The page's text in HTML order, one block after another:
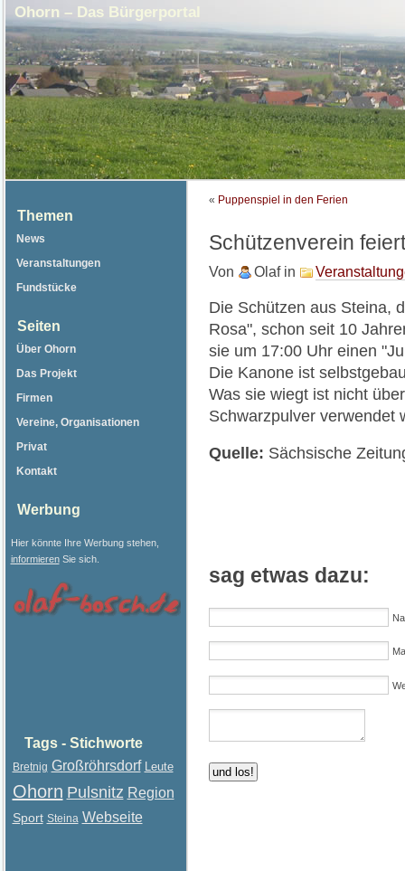
Ohorn – Das Bürgerportal
« Puppenspiel in den Ferien
Schützenverein
Von Olaf in
Die Schützen aus Steina,
Rosa", schon seit 10
sie um 17:00 Uhr einen
Die Kanone ist
Was sie wiegt ist nicht
Schwarzpulver verwendet
Quelle: Sächsische
sag etwas dazu:
Themen
News
Veranstaltungen
Fundstücke
Seiten
Über Ohorn
Das Projekt
Firmen
Vereine, Organisationen
Privat
Kontakt
Werbung
Hier könnte Ihre Werbung stehen,
informierenSie sich.
Tags - Stichworte
Bretnig Großröhrsdorf Leute
Ohorn Pulsnitz Region
Sport Steina Webseite